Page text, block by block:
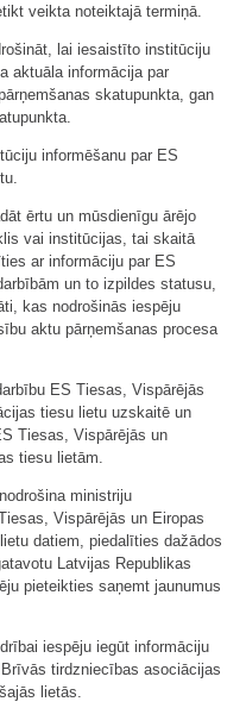
veikta noteiktajā termiņā.
lai iesaistīto institūciju
aktuāla informācija par
skatupunkta, gan
informēšanu par ES
ērtu un mūsdienīgu ārējo
vai institūcijas, tai skaitā
ar informāciju par ES
un to izpildes statusu,
kas nodrošinās iespēju
aktu pārņemšanas procesa
ES Tiesas, Vispārējās
tiesu lietu uzskaitē un
Tiesas, Vispārējās un
tiesu lietām.
ministriju
Vispārējās un Eiropas
datiem, piedalīties dažādos
Latvijas Republikas
pieteikties saņemt jaunumus
iespēju iegūt informāciju
tirdzniecības asociācijas
lietās.